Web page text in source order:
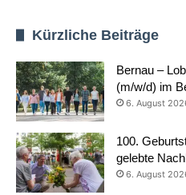
Kürzliche Beiträge
Bernau –
(m/w/d) im
6. August
100.
gelebte
6. August